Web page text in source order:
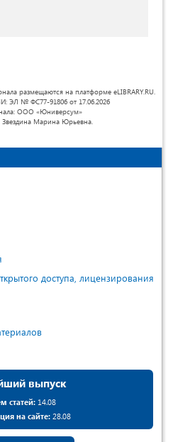
размещаются на платформе eLIBRARY.RU.
ЭЛ № ФС77-91806 от 17.06.2026
ООО «Юниверсум»
Звездина Марина Юрьевна.
доступа, лицензирования
выпуск
статей: 14.08
на сайте:28.08